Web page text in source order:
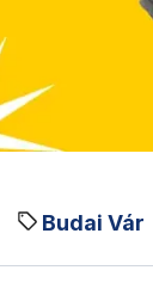
Budai Vár